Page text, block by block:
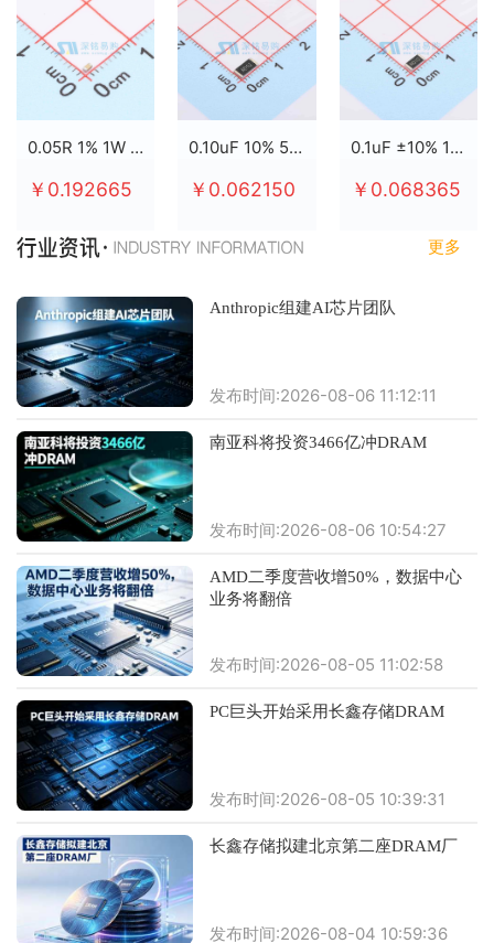
0.05R 1% 1W 2512
￥0.192665
0.10uF 10% 50V X7R 0805
￥0.062150
0.1uF ±10% 100V X7R 0805
￥0.068365
更多
Anthropic组建AI芯片团队
发布时间:2026-08-06 11:12:11
南亚科将投资3466亿冲DRAM
发布时间:2026-08-06 10:54:27
AMD二季度营收增50%，数据中心
业务将翻倍
发布时间:2026-08-05 11:02:58
PC巨头开始采用长鑫存储DRAM
发布时间:2026-08-05 10:39:31
长鑫存储拟建北京第二座DRAM厂
发布时间:2026-08-04 10:59:36